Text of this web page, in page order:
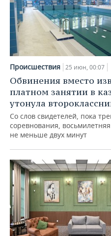
Происшествия 25 июн, 00:07
Обвинения вместо
платном занятии в
утонула
Со слов свидетелей, пока
соревнования,
не меньше двух минут